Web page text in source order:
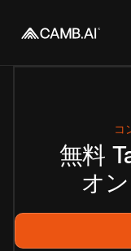
コ
無料
オ